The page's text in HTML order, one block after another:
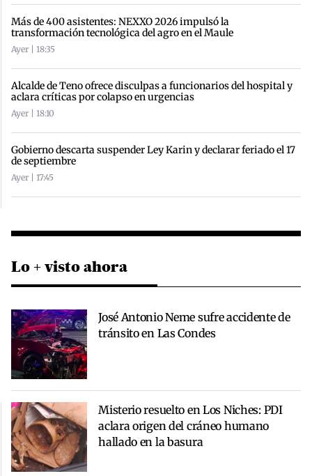
Más de 400 asistentes: NEXXO 2026 impulsó la
transformación tecnológica del agro en el Maule
Ayer | 18:35
Alcalde de Teno ofrece disculpas a funcionarios del hospital y
aclara críticas por colapso en urgencias
Ayer | 18:10
Gobierno descarta suspender Ley Karin y declarar feriado el 17
de septiembre
Ayer | 17:45
Lo + visto ahora
José Antonio Neme sufre accidente de
tránsito en Las Condes
Misterio resuelto en Los Niches: PDI
aclara origen del cráneo humano
hallado en la basura